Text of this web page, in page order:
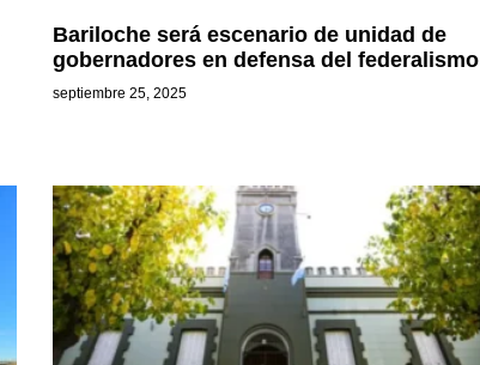
Bariloche será escenario de unidad de
gobernadores en defensa del federalismo
septiembre 25, 2025